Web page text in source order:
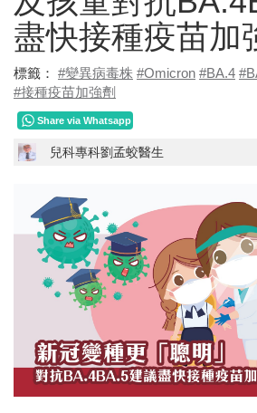
盡快接種疫苗加
標籤： #變異病毒株 #Omicron #BA.4
#接種疫苗加強劑
Share via Whatsapp
兒科專科劉孟蛟醫生